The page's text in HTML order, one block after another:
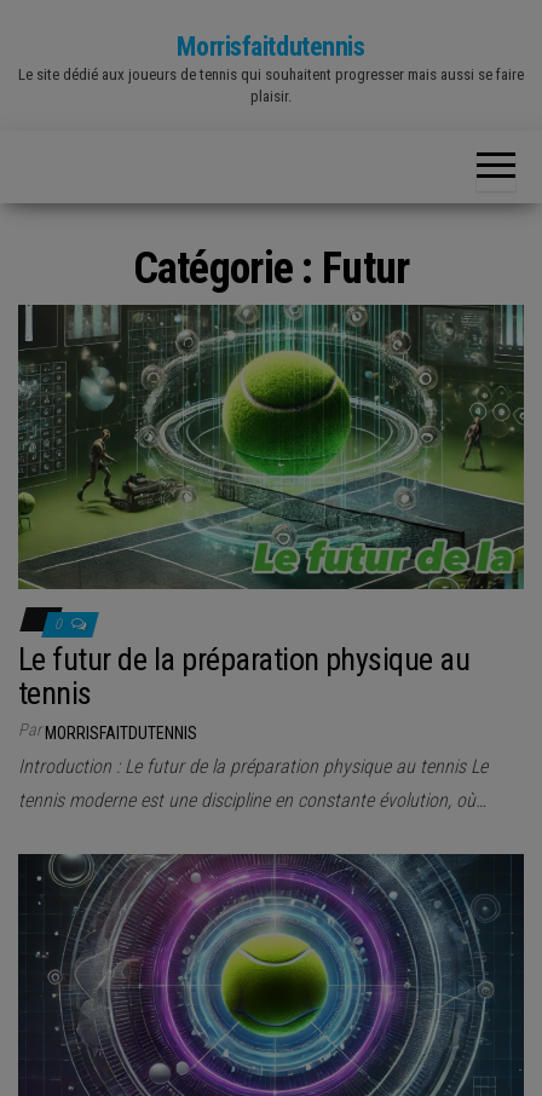
the
Morrisfaitdutennis
Le site dédié aux joueurs de tennis qui souhaitent progresser mais aussi se faire
plaisir.
Catégorie : Futur
0
Le futur de la préparation physique au
tennis
ParMORRISFAITDUTENNIS
Introduction : Le futur de la préparation physique au tennis Le
tennis moderne est une discipline en constante évolution, où…